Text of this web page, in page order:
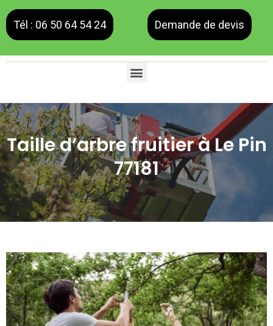
Tél : 06 50 64 54 24 Demande de devis
Taille d’arbre fruitier à Le Pin
77181